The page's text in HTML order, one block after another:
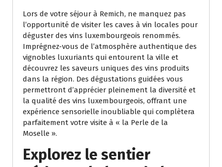
Lors de votre séjour à Remich, ne manquez pas
l’opportunité de visiter les caves à vin locales pour
déguster des vins luxembourgeois renommés.
Imprégnez-vous de l’atmosphère authentique des
vignobles luxuriants qui entourent la ville et
découvrez les saveurs uniques des vins produits
dans la région. Des dégustations guidées vous
permettront d’apprécier pleinement la diversité et
la qualité des vins luxembourgeois, offrant une
expérience sensorielle inoubliable qui complètera
parfaitement votre visite à « la Perle de la
Moselle ».
Explorez le sentier